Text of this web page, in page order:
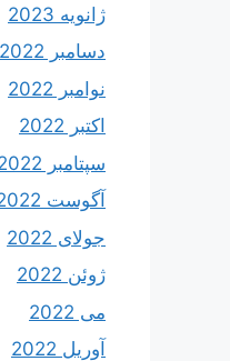
ژانویه 2023
دسامبر 2022
نوامبر 2022
اکتبر 2022
سپتامبر 2022
آگوست 2022
جولای 2022
ژوئن 2022
می 2022
آوریل 2022